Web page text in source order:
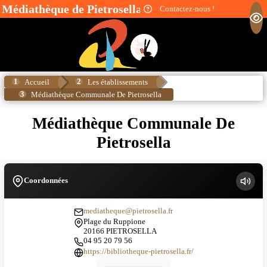
Médiathèque de Pietrosella Contactez-nous !
Accueil
Les établissements
Médiathèque Communale De Pietrosella
Médiathèque Communale De
Pietrosella
Coordonnées
mediatheque@pietrosella.fr
Plage du Ruppione
20166 PIETROSELLA
04 95 20 79 56
https://bibliotheque-pietrosella.fr/